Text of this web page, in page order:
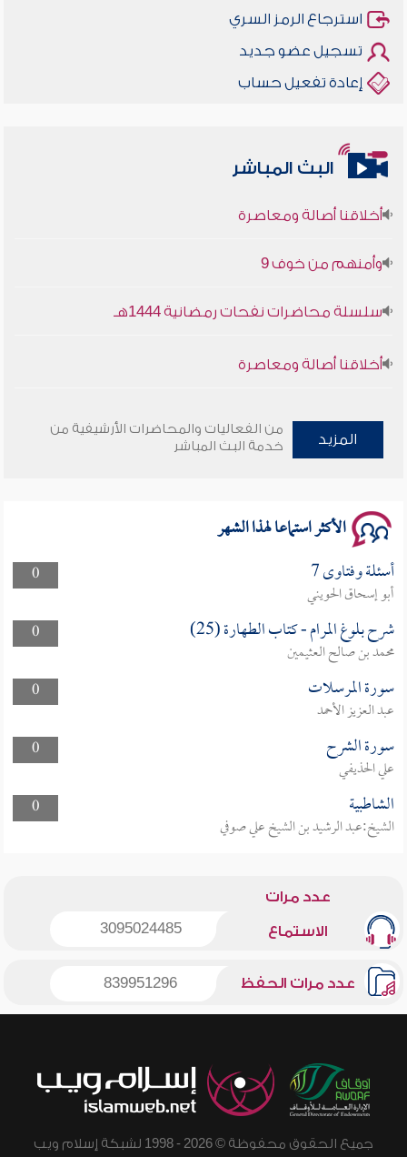
استرجاع الرمز السري
تسجيل عضو جديد
إعادة تفعيل حساب
البث المباشر
سلسلة محاضرات نفحات رمضانية 1444هـ
المزيد
من الفعاليات والمحاضرات الأرشيفية من
خدمة البث المباشر
الأكثر استماعا لهذا الشهر
0 أسئلة وفتاوى 7
أبو إسحاق الحويني
0
شرح بلوغ المرام - كتاب الطهارة (25)
محمد بن صالح العثيمين
0
سورة المرسلات
عبد العزيز الأحمد
0
سورة الشرح
علي الحذيفي
0
الشاطبية
الشيخ:عبد الرشيد بن الشيخ علي صوفي
عدد مرات
الاستماع 3095024485
عدد مرات الحفظ 839951296
جميع الحقوق محفوظة © 2026 - 1998 لشبكة إسلام ويب